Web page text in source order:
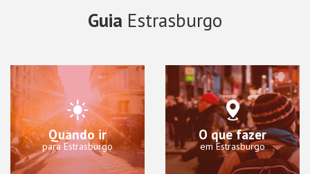
Guia Estrasburgo
Quando ir
para Estrasburgo
O que fazer
em Estrasburgo